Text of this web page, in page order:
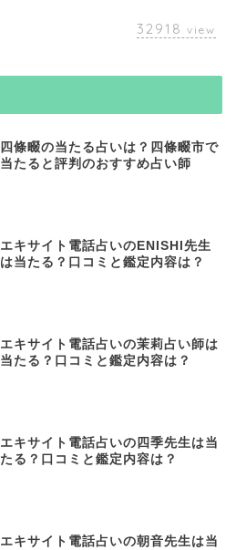
32918 view
四條畷の当たる占いは？四條畷市で
当たると評判のおすすめ占い師
エキサイト電話占いのENISHI先生
は当たる？口コミと鑑定内容は？
エキサイト電話占いの茉莉占い師は
当たる？口コミと鑑定内容は？
エキサイト電話占いの四季先生は当
たる？口コミと鑑定内容は？
エキサイト電話占いの朝音先生は当